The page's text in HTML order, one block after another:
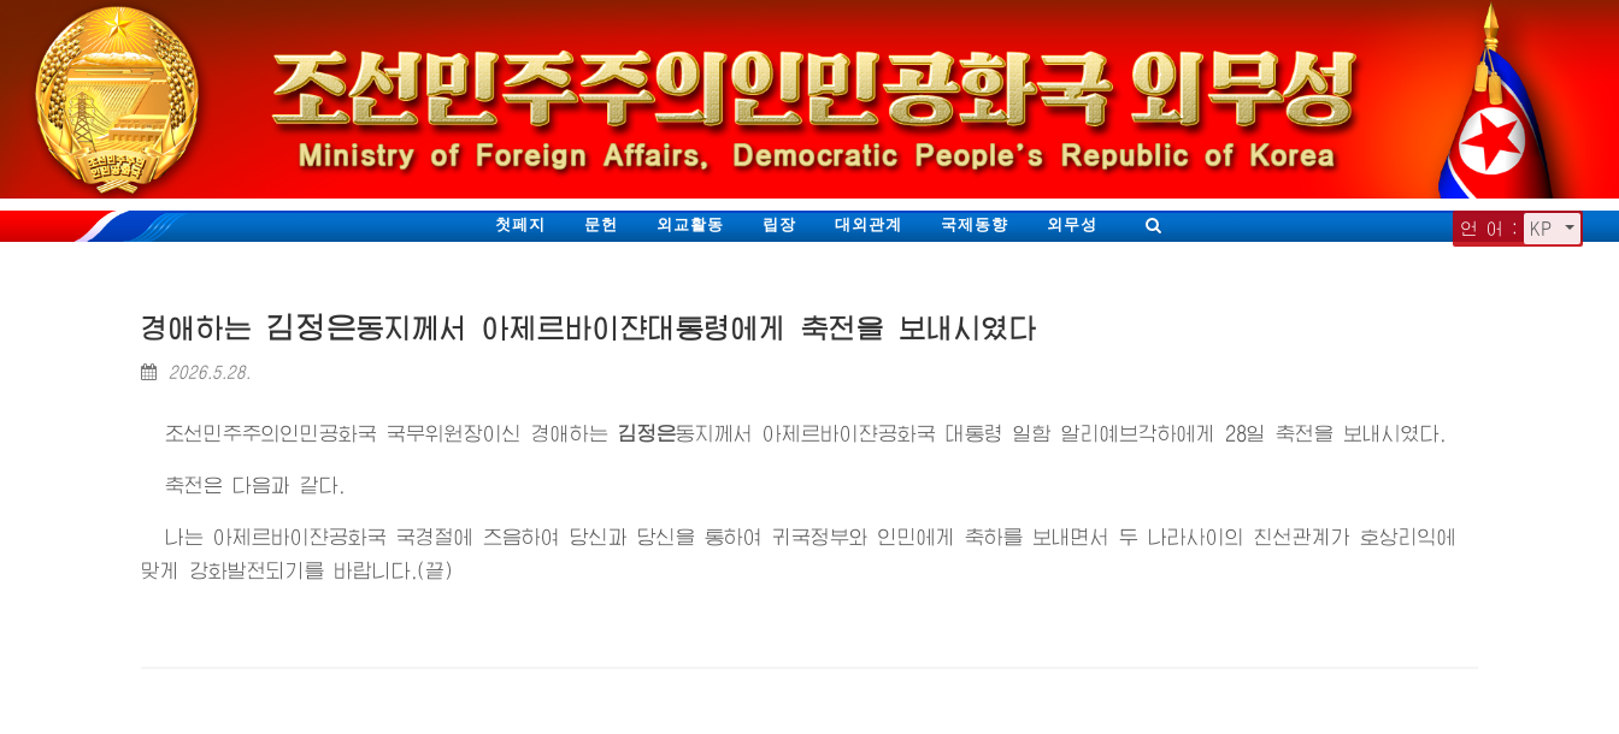
언 어 : KP
첫페지 문헌 외교활동 립장 대외관계 국제동향 외무성
경애하는 김정은동지 께서 아제르바이쟌대통령에게 축전을 보내시였다
2026.5.28.
조선민주주의인민공화국 국무위원장이신 경애하는 김정은동지 께서 아제르바이쟌공화국 대통령 일함 알리예브각하에게 28일 축전을 보내시였다.
축전은 다음과 같다.
나는 아제르바이쟌공화국 국경절에 즈음하여 당신과 당신을 통하여 귀국정부와 인민에게 축하를 보내면서 두 나라사이의 친선관계가 호상리익에
맞게 강화발전되기를 바랍니다.(끝)